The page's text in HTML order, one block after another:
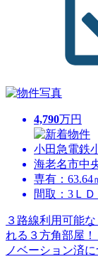
4,790万円
小田急電鉄
海老名市中
専有：63.64
間取：3ＬＤ
３路線利用可能
れる３方角部屋
ノベーション済